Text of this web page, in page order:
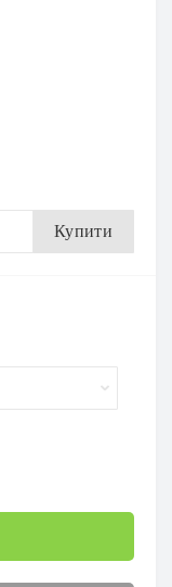
Купити